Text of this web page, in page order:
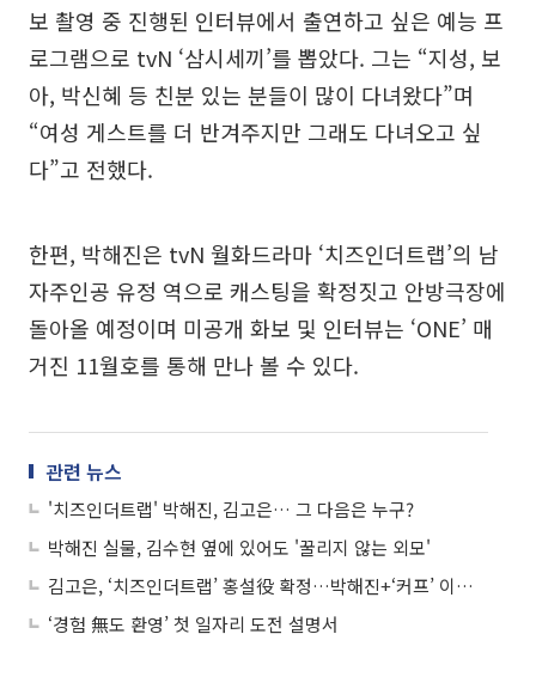
보 촬영 중 진행된 인터뷰에서 출연하고 싶은 예능 프
로그램으로 tvN ‘삼시세끼’를 뽑았다. 그는 “지성, 보
아, 박신혜 등 친분 있는 분들이 많이 다녀왔다”며
“여성 게스트를 더 반겨주지만 그래도 다녀오고 싶
다”고 전했다.
한편, 박해진은 tvN 월화드라마 ‘치즈인더트랩’의 남
자주인공 유정 역으로 캐스팅을 확정짓고 안방극장에
돌아올 예정이며 미공개 화보 및 인터뷰는 ‘ONE’ 매
거진 11월호를 통해 만나 볼 수 있다.
관련 뉴스
'치즈인더트랩' 박해진, 김고은… 그 다음은 누구?
박해진 실물, 김수현 옆에 있어도 '꿀리지 않는 외모'
김고은, ‘치즈인더트랩’ 홍설役 확정…박해진+‘커프’ 이윤정 PD 시너지 기대
‘경험 無도 환영’ 첫 일자리 도전 설명서